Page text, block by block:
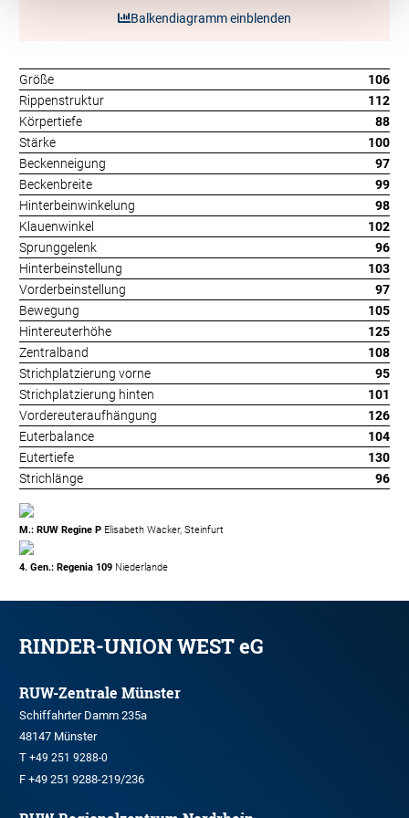
Balkendiagramm einblenden
Größe
106
Rippenstruktur
112
Körpertiefe
88
Stärke
100
Beckenneigung
97
Beckenbreite
99
Hinterbeinwinkelung
98
Klauenwinkel
102
Sprunggelenk
96
Hinterbeinstellung
103
Vorderbeinstellung
97
Bewegung
105
Hintereuterhöhe
125
Zentralband
108
Strichplatzierung vorne
95
Strichplatzierung hinten
101
Vordereuteraufhängung
126
Euterbalance
104
Eutertiefe
130
Strichlänge
96
M.: RUW Regine P Elisabeth Wacker, Steinfurt
4. Gen.: Regenia 109 Niederlande
RINDER-UNION WEST eG
RUW-Zentrale Münster
Schiffahrter Damm 235a
48147 Münster
T +49 251 9288-0
F +49 251 9288-219/236